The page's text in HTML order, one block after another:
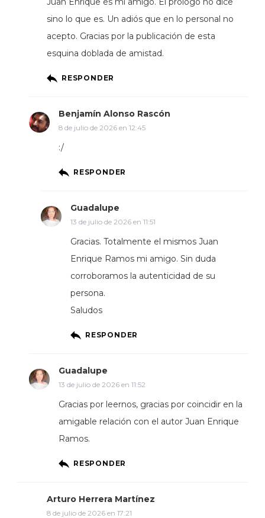
sino lo que es. Un adiós que en lo personal no
acepto. Gracias por la publicación de esta
esquina doblada de amistad.
RESPONDER
Benjamín Alonso Rascón
8 de julio de 2026 en 12:45
:/
RESPONDER
Guadalupe
13 de julio de 2026 en 11:51
Gracias. Totalmente el mismos Juan
Enrique Ramos mi amigo. Sin duda
corroboramos la autenticidad de su
persona.
Saludos
RESPONDER
Guadalupe
13 de julio de 2026 en 11:52
Gracias por leernos, gracias por coincidir en la
amigable relación con el autor Juan Enrique
Ramos.
RESPONDER
Arturo Herrera Martínez
8 de julio de 2026 en 17:21